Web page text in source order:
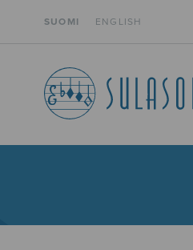
SUOMI ENGLISH